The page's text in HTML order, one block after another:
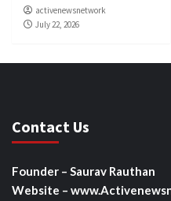
activenewsnetwork
July 22, 2026
Contact Us
Founder – Saurav Rauthan
Website –